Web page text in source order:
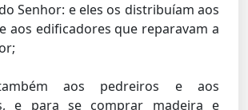
Senhor: e eles os distribuíam aos
aos edificadores que reparavam a
aos pedreiros e aos
e para se comprar madeira e